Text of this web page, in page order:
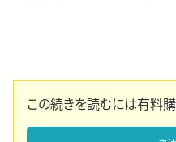
この続きを読むには有料